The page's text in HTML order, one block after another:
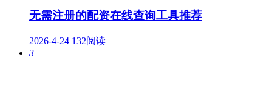
无需注册的配资在线查询工具推荐
2026-4-24 132阅读
3